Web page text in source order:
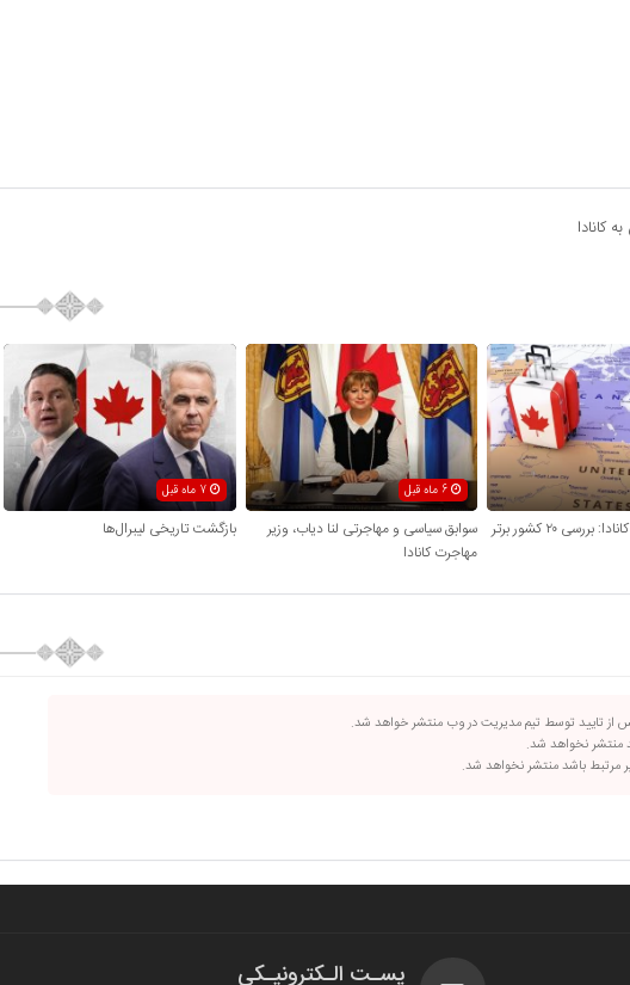
کانادا
مبدأ مهاجران به کانادا: بررسی ۲۰ کشور برتر
6 ماه قبل
سوابق سیاسی و مهاجرتی لنا دیاب، وزیر
مهاجرت کانادا
7 ماه قبل
بازگشت تاریخی لیبرال‌ها
از تایید توسط تیم مدیریت در وب منتشر خواهد شد.
منتشر نخواهد شد.
مرتبط باشد منتشر نخواهد شد.
پسـت الـکترونیـکی